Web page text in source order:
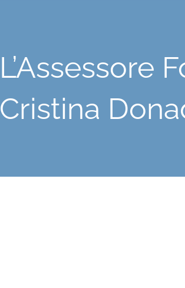
L’Assessore
Cristina